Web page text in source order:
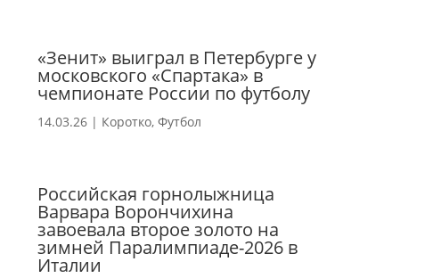
«Зенит» выиграл в Петербурге у
московского «Спартака» в
чемпионате России по футболу
14.03.26| Коротко, Футбол
Российская горнолыжница
Варвара Ворончихина
завоевала второе золото на
зимней Паралимпиаде-2026 в
Италии